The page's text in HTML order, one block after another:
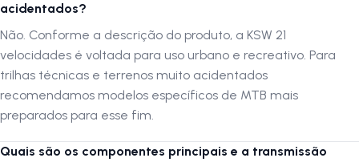
Especificações de peças
Quadro:KSW XLT 100 em alumínio
Suspensão:Ahead Set 100mm de curso em alumínio
Alavanca de Câmbio:Rapid Fire 21V
acidentados?
Não. Conforme a descrição do produto, a KSW 21
velocidades é voltada para uso urbano e recreativo. Para
trilhas técnicas e terrenos muito acidentados
recomendamos modelos específicos de MTB mais
preparados para esse fim.
Quais são os componentes principais e a transmissão